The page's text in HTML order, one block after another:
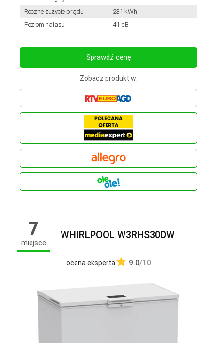
Roczne zużycie prądu
231 kWh
Poziom hałasu
41 dB
Sprawdź cenę
Zobacz produkt w:
7
miejsce
WHIRLPOOL W3RHS30DW
ocena eksperta 9.0/10